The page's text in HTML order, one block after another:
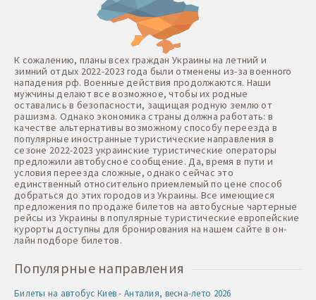
К сожалению, планы всех граждан Украины на летний и
зимний отдых 2022-2023 года были отменены из-за военного
нападения рф. Военные действия продолжаются. Наши
мужчины делают все возможное, чтобы их родные
оставались в безопасности, защищая родную землю от
рашизма. Однако экономика страны должна работать: в
качестве альтернативы возможному способу переезда в
популярные иностранные туристические направления в
сезоне 2022-2023 украинские туристические операторы
предложили автобусное сообщение. Да, время в пути и
условия переезда сложные, однако сейчас это
единственный относительно приемлемый по цене способ
добраться до этих городов из Украины. Все имеющиеся
предложения по продаже билетов на автобусные чартерные
рейсы из Украины в популярные туристические европейские
курорты доступны для бронирования на нашем сайте в он-
лайн подборе билетов.
Популярные направления
Билеты на автобус Киев - Анталия, весна-лето 2026